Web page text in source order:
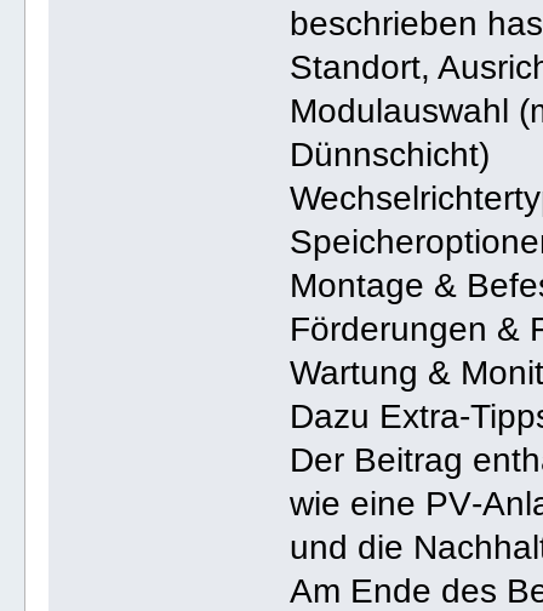
beschrieben
Standort,
Modulauswahl
Dünnschicht)
Montage &
Förderungen &
Wartung &
Dazu
Der Beitrag
wie eine
und die
Am Ende des